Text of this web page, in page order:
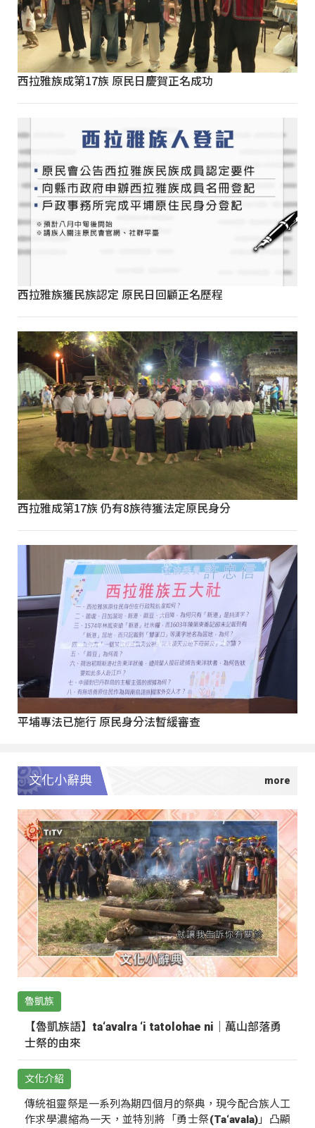
西拉雅族成第17族 原民日慶賀正名成功
西拉雅族獲民族認定 原民日回顧正名歷程
西拉雅成第17族 仍有8族待獲法定原民身分
平埔專法已施行 原民身分法暫緩審查
文化小辭典
魯凱族
【魯凱族語】ta‘avalra ‘i tatolohae ni｜萬山部落勇
士祭的由來
文化介紹
傳統祖靈祭是一系列為期四個月的祭典，現今配合族人工
作求學濃縮為一天，並特別將「勇士祭(Ta‘avala)」凸顯